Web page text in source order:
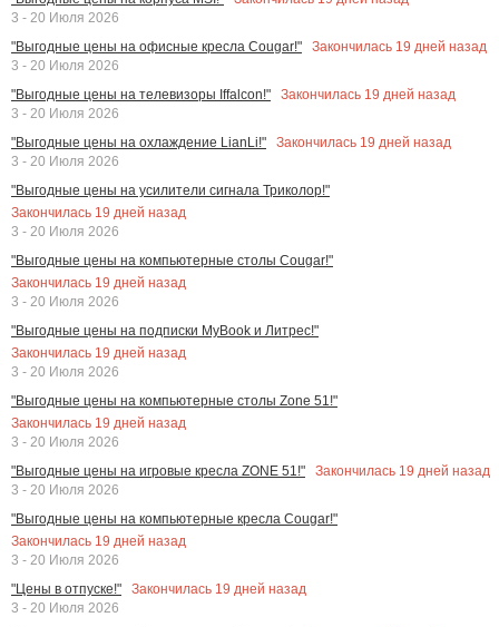
3 - 20 Июля 2026
"Выгодные цены на офисные кресла Cougar!"
Закончилась 19 дней назад
3 - 20 Июля 2026
"Выгодные цены на телевизоры Iffalcon!"
Закончилась 19 дней назад
3 - 20 Июля 2026
"Выгодные цены на охлаждение LianLi!"
Закончилась 19 дней назад
3 - 20 Июля 2026
"Выгодные цены на усилители сигнала Триколор!"
Закончилась 19 дней назад
3 - 20 Июля 2026
"Выгодные цены на компьютерные столы Cougar!"
Закончилась 19 дней назад
3 - 20 Июля 2026
"Выгодные цены на подписки MyBook и Литрес!"
Закончилась 19 дней назад
3 - 20 Июля 2026
"Выгодные цены на компьютерные столы Zone 51!"
Закончилась 19 дней назад
3 - 20 Июля 2026
"Выгодные цены на игровые кресла ZONE 51!"
Закончилась 19 дней назад
3 - 20 Июля 2026
"Выгодные цены на компьютерные кресла Cougar!"
Закончилась 19 дней назад
3 - 20 Июля 2026
"Цены в отпуске!"
Закончилась 19 дней назад
3 - 20 Июля 2026